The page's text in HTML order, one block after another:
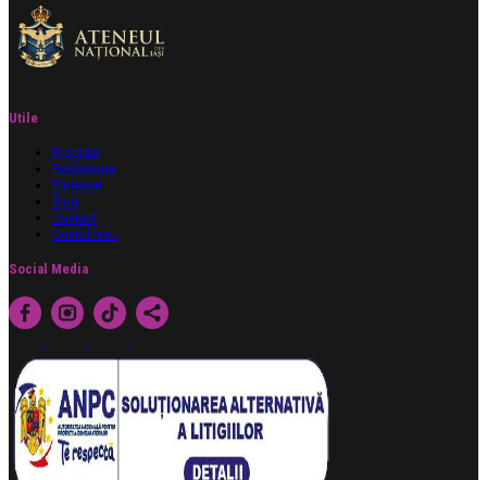
Utile
Program
Evenimente
Parteneri
Blog
Contact
Contul meu
Social Media